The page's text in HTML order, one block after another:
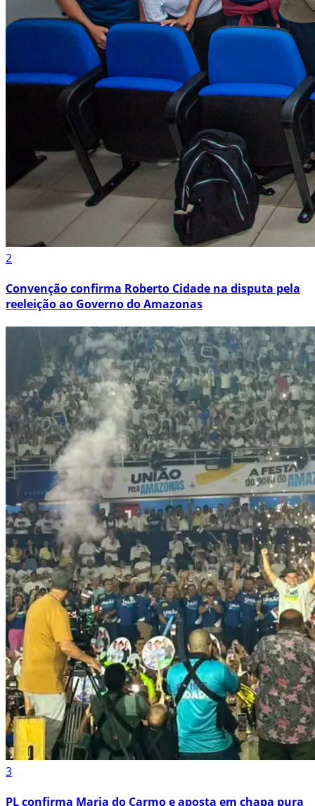
2
Convenção confirma Roberto Cidade na disputa pela
reeleição ao Governo do Amazonas
3
PL confirma Maria do Carmo e aposta em chapa pura